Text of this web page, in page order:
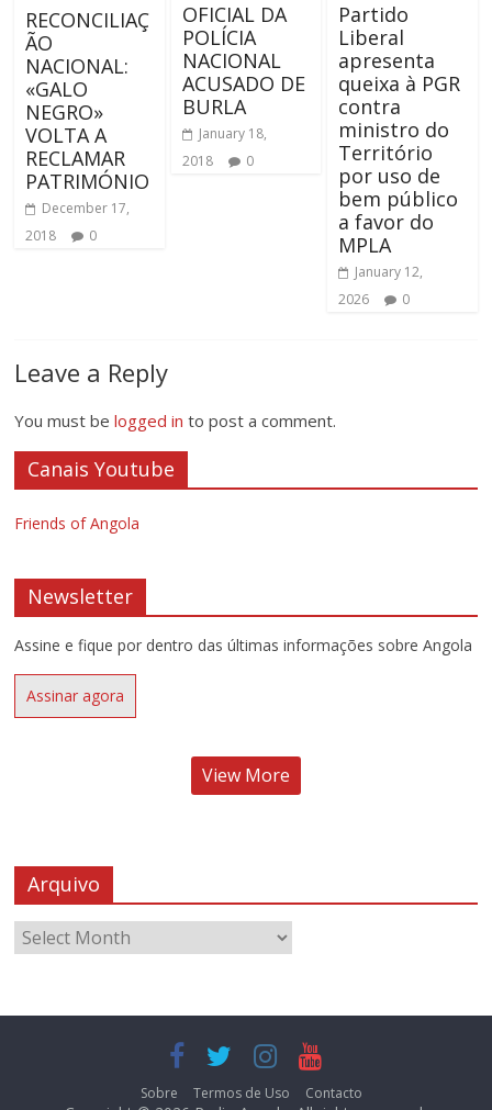
RECONCILIAÇ
ÃO
NACIONAL:
«GALO
NEGRO»
VOLTA A
RECLAMAR
PATRIMÓNIO
December 17,
2018
0
OFICIAL DA
POLÍCIA
NACIONAL
ACUSADO DE
BURLA
January 18,
2018
0
Partido
Liberal
apresenta
queixa à PGR
contra
ministro do
Território
por uso de
bem público
a favor do
MPLA
January 12,
2026
0
Leave a Reply
You must belogged in to post a comment.
Canais Youtube
Friends of Angola
Newsletter
Assine e fique por dentro das últimas informações sobre Angola
Assinar agora
View More
Arquivo
Sobre Termos de Uso Contacto